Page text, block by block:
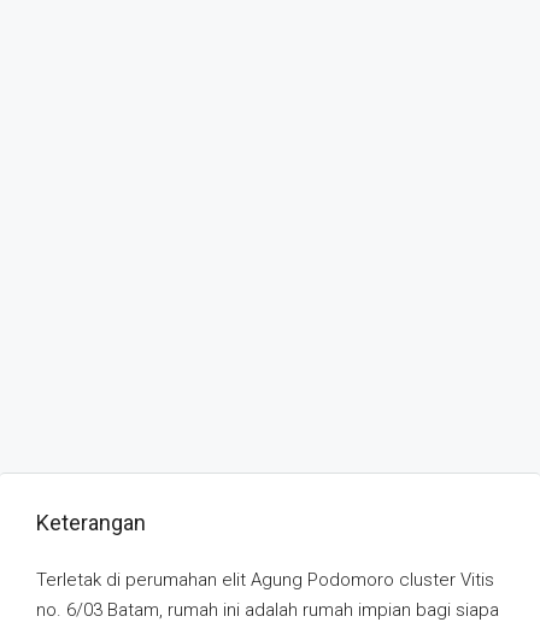
Keterangan
Terletak di perumahan elit Agung Podomoro cluster Vitis
no. 6/03 Batam, rumah ini adalah rumah impian bagi siapa